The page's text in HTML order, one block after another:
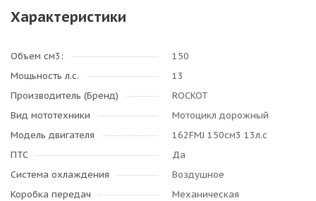
Характеристики
Объем см3:
150
Мощьность л.с.
13
Производитель (Бренд)
ROCKOT
Вид мототехники
Мотоцикл дорожный
Модель двигателя
162FMJ 150см3 13л.с
ПТС
Да
Система охлаждения
Воздушное
Коробка передач
Механическая